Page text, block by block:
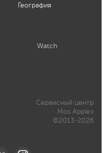
География
Watch
Сервисный центр
Mos Apple»
©2013-2026